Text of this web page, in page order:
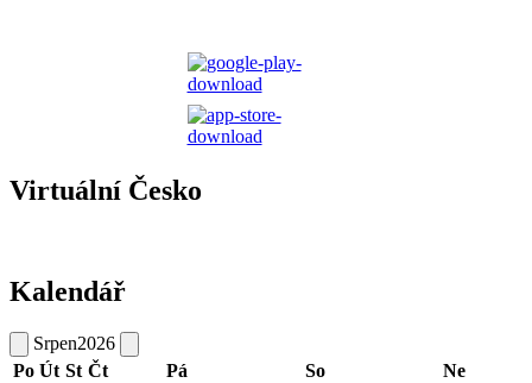
Virtuální Česko
Kalendář
Srpen2026
Po Út St Čt Pá So Ne